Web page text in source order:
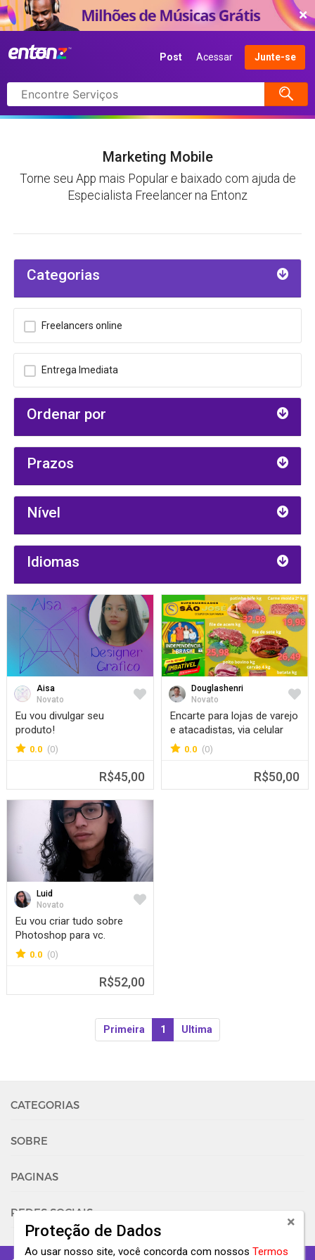
COMEÇAR AGORA
Pesquisar
itens
Post Acessar Junte-se
Marketing Mobile
Torne seu App mais Popular e baixado com ajuda de
Especialista Freelancer na Entonz
Categorias
Freelancers online
Entrega Imediata
Ordenar por
Prazos
Nível
Idiomas
Aisa
Novato
Favorite
Eu vou divulgar seu
produto!
0.0 (0)
R$45,00
Douglashenri
Novato
Encarte para lojas de varejo
e atacadistas, via celular
0.0 (0)
R$50,00
Luid
Novato
Favorite
Eu vou criar tudo sobre
Photoshop para vc.
0.0 (0)
R$52,00
Primeira 1 Ultima
CATEGORIAS
SOBRE
PAGINAS
REDES SOCIAIS
Proteção de Dados
Ao usar nosso site, você concorda com nossos Termos